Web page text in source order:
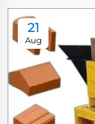
21
Aug